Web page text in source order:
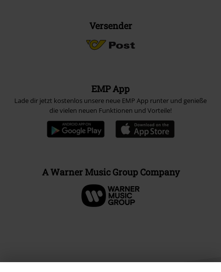
Versender
EMP App
Lade dir jetzt kostenlos unsere neue EMP App runter und genieße
die vielen neuen Funktionen und Vorteile!
A Warner Music Group Company